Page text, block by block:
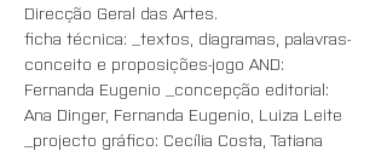
Direcção Geral das Artes.
ficha técnica: _textos, diagramas, palavras-
conceito e proposições-jogo AND:
Fernanda Eugenio _concepção editorial:
Ana Dinger, Fernanda Eugenio, Luiza Leite
_projecto gráfico: Cecília Costa, Tatiana